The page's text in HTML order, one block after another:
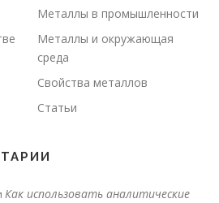
Металлы в промышленности
Металлы и окружающая
среда
Свойства металлов
Статьи
Как использовать аналитические